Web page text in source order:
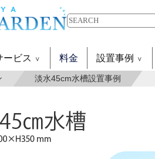
ービス 料金 設置事例
淡水45cm水槽設置事例